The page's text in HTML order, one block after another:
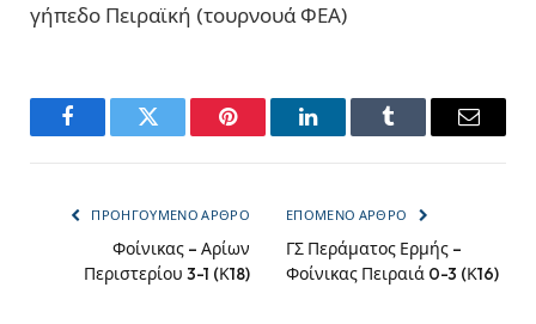
γήπεδο Πειραϊκή (τουρνουά ΦΕΑ)
FacebookTwitter Pinterest LinkedInTumblr Email
ΠΡΟΗΓΟΎΜΕΝΟ ΆΡΘΡΟ
Φοίνικας – Αρίων
Περιστερίου 3-1 (Κ18)
ΕΠΌΜΕΝΟ ΆΡΘΡΟ
ΓΣ Περάματος Ερμής –
Φοίνικας Πειραιά 0-3 (Κ16)